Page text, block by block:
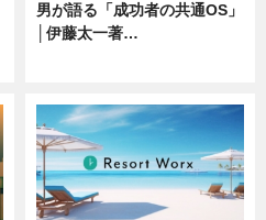
男が語る「成功者の共通OS」
│伊藤太一著…